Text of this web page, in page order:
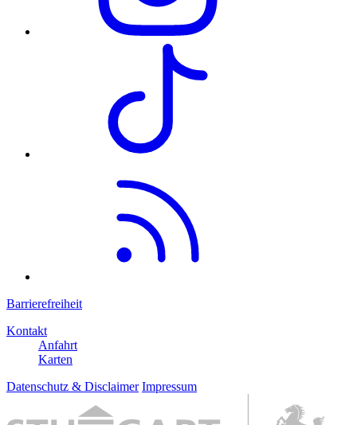
Barrierefreiheit
Kontakt
Anfahrt
Karten
Datenschutz & Disclaimer Impressum